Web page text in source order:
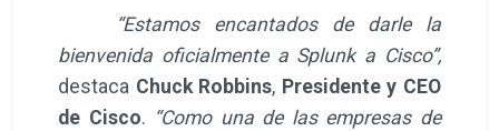
“Estamos encantados de darle la
bienvenida oficialmente a Splunk a Cisco”,
destaca Chuck Robbins, Presidente y CEO
de Cisco. “Como una de las empresas de